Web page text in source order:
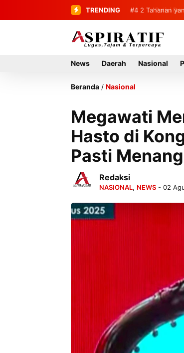
TRENDING #4 2 Tahanan
News Daerah Nasional
Beranda / Nasional
Megawati
Hasto di
Pasti Menang
Redaksi
NASIONAL, NEWS - 02